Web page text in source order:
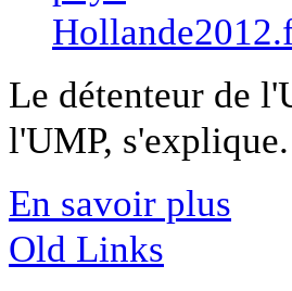
Le détenteur de
l'UMP,
En savoir plus
Old Links